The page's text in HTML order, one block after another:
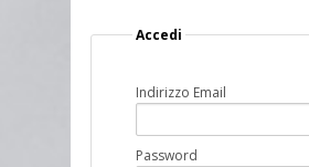
Accedi
Indirizzo Email
Password